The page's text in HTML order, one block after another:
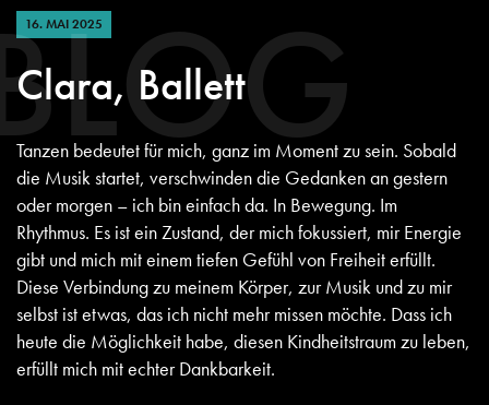
16. MAI 2025
Clara, Ballett
Tanzen bedeutet für mich, ganz im Moment zu sein. Sobald
die Musik startet, verschwinden die Gedanken an gestern
oder morgen – ich bin einfach da. In Bewegung. Im
Rhythmus. Es ist ein Zustand, der mich fokussiert, mir Energie
gibt und mich mit einem tiefen Gefühl von Freiheit erfüllt.
Diese Verbindung zu meinem Körper, zur Musik und zu mir
selbst ist etwas, das ich nicht mehr missen möchte. Dass ich
heute die Möglichkeit habe, diesen Kindheitstraum zu leben,
erfüllt mich mit echter Dankbarkeit.